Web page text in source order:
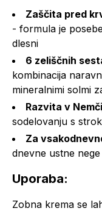
Zaščita pred
- formula je
dlesni
6 zeliščnih
kombinacija
mineralnimi solmi
Razvita v
sodelovanju s
Za
dnevne ustne
Uporaba:
Zobna krema se